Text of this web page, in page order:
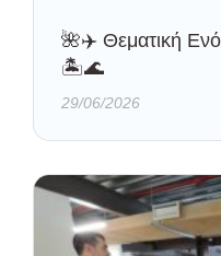
🌺✈️ Θεματική
🏝️🌊
29/06/2026